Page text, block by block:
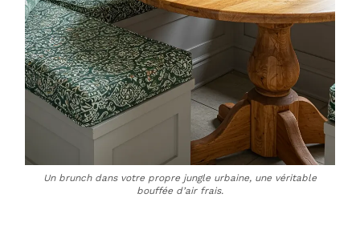
Un brunch dans votre propre jungle urbaine, une véritable
bouffée d’air frais.